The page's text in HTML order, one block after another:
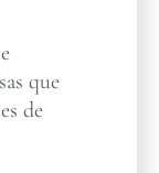
que
de